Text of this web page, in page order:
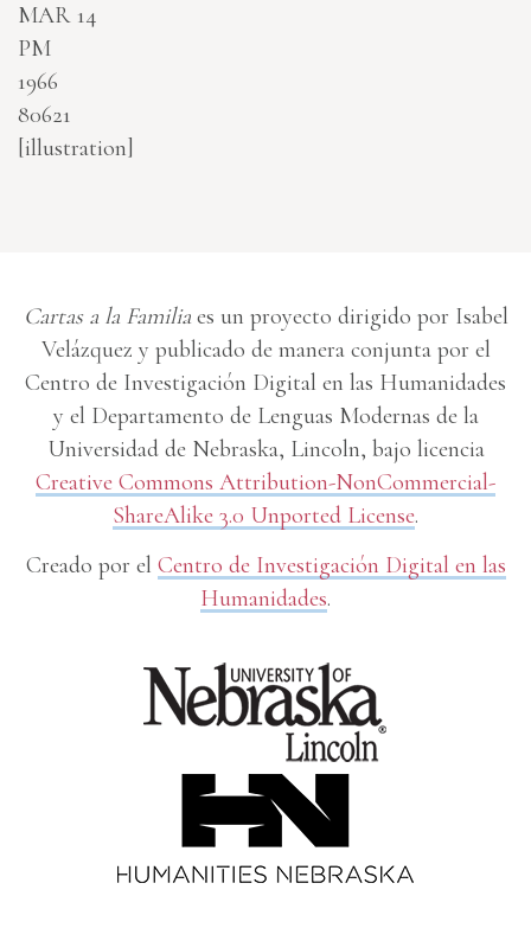
MAR 14
PM
1966
80621
[illustration]
Cartas a la Familiaes un proyecto dirigido por Isabel
Velázquez y publicado de manera conjunta por el
Centro de Investigación Digital en las Humanidades
y el Departamento de Lenguas Modernas de la
Universidad de Nebraska, Lincoln, bajo licencia
Creative Commons Attribution-NonCommercial-
ShareAlike 3.0 Unported License.
Creado por el Centro de Investigación Digital en las
Humanidades.